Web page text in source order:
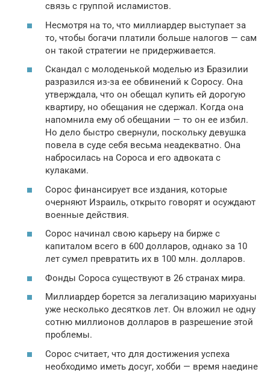
связь с группой исламистов.
Несмотря на то, что миллиардер выступает за
то, чтобы богачи платили больше налогов — сам
он такой стратегии не придерживается.
Скандал с молоденькой моделью из Бразилии
разразился из-за ее обвинений к Соросу. Она
утверждала, что он обещал купить ей дорогую
квартиру, но обещания не сдержал. Когда она
напомнила ему об обещании — то он ее избил.
Но дело быстро свернули, поскольку девушка
повела в суде себя весьма неадекватно. Она
набросилась на Сороса и его адвоката с
кулаками.
Сорос финансирует все издания, которые
очерняют Израиль, открыто говорят и осуждают
военные действия.
Сорос начинал свою карьеру на бирже с
капиталом всего в 600 долларов, однако за 10
лет сумел превратить их в 100 млн. долларов.
Фонды Сороса существуют в 26 странах мира.
Миллиардер борется за легализацию марихуаны
уже несколько десятков лет. Он вложил не одну
сотню миллионов долларов в разрешение этой
проблемы.
Сорос считает, что для достижения успеха
необходимо иметь досуг, хобби — время наедине